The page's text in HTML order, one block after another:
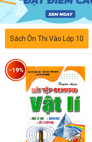
Sách Ôn Thi Vào Lớp 10
-19%